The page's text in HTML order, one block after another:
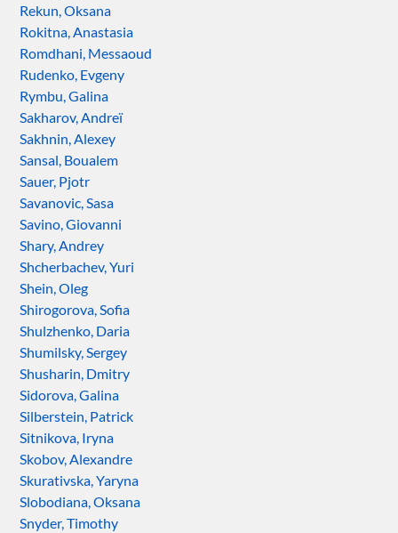
Rekun, Oksana
Rokitna, Anastasia
Romdhani, Messaoud
Rudenko, Evgeny
Rymbu, Galina
Sakharov, Andreï
Sakhnin, Alexey
Sansal, Boualem
Sauer, Pjotr
Savanovic, Sasa
Savino, Giovanni
Shary, Andrey
Shcherbachev, Yuri
Shein, Oleg
Shirogorova, Sofia
Shulzhenko, Daria
Shumilsky, Sergey
Shusharin, Dmitry
Sidorova, Galina
Silberstein, Patrick
Sitnikova, Iryna
Skobov, Alexandre
Skurativska, Yaryna
Slobodiana, Oksana
Snyder, Timothy